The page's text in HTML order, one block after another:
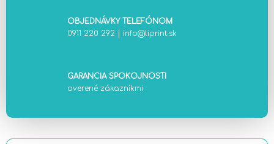
OBJEDNÁVKY TELEFÓNOM
0911 220 292
info@liprint.sk
GARANCIA SPOKOJNOSTI
overené zákazníkmi